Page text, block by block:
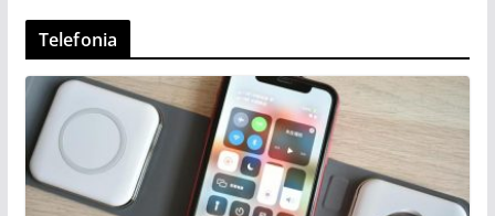
Telefonia